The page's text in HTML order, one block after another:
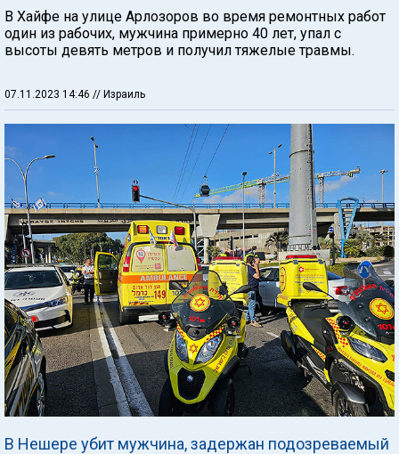
В Хайфе на улице Арлозоров во время ремонтных работ
один из рабочих, мужчина примерно 40 лет, упал с
высоты девять метров и получил тяжелые травмы.
07.11.2023 14:46 // Израиль
В Нешере убит мужчина, задержан подозреваемый